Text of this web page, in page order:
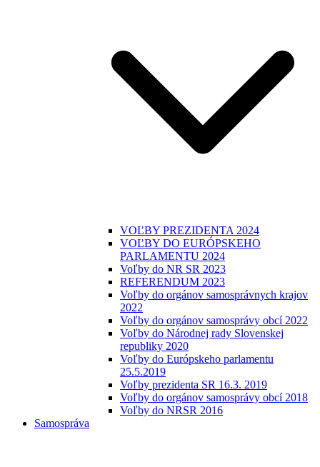
VOĽBY PREZIDENTA 2024
VOĽBY DO EURÓPSKEHO
PARLAMENTU 2024
Voľby do NR SR 2023
REFERENDUM 2023
Voľby do orgánov samosprávnych krajov
2022
Voľby do orgánov samosprávy obcí 2022
Voľby do Národnej rady Slovenskej
republiky 2020
Voľby do Európskeho parlamentu
25.5.2019
Voľby prezidenta SR 16.3. 2019
Voľby do orgánov samosprávy obcí 2018
Voľby do NRSR 2016
Samospráva